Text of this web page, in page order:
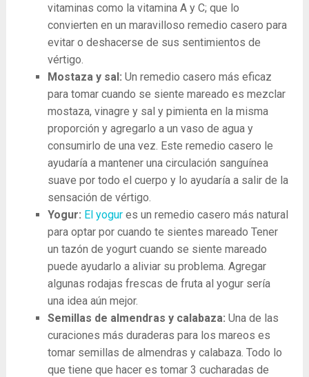
vitaminas como la vitamina A y C; que lo
convierten en un maravilloso remedio casero para
evitar o deshacerse de sus sentimientos de
vértigo.
Mostaza y sal: Un remedio casero más eficaz
para tomar cuando se siente mareado es mezclar
mostaza, vinagre y sal y pimienta en la misma
proporción y agregarlo a un vaso de agua y
consumirlo de una vez. Este remedio casero le
ayudaría a mantener una circulación sanguínea
suave por todo el cuerpo y lo ayudaría a salir de la
sensación de vértigo.
Yogur: El yogur es un remedio casero más natural
para optar por cuando te sientes mareado Tener
un tazón de yogurt cuando se siente mareado
puede ayudarlo a aliviar su problema. Agregar
algunas rodajas frescas de fruta al yogur sería
una idea aún mejor.
Semillas de almendras y calabaza: Una de las
curaciones más duraderas para los mareos es
tomar semillas de almendras y calabaza. Todo lo
que tiene que hacer es tomar 3 cucharadas de